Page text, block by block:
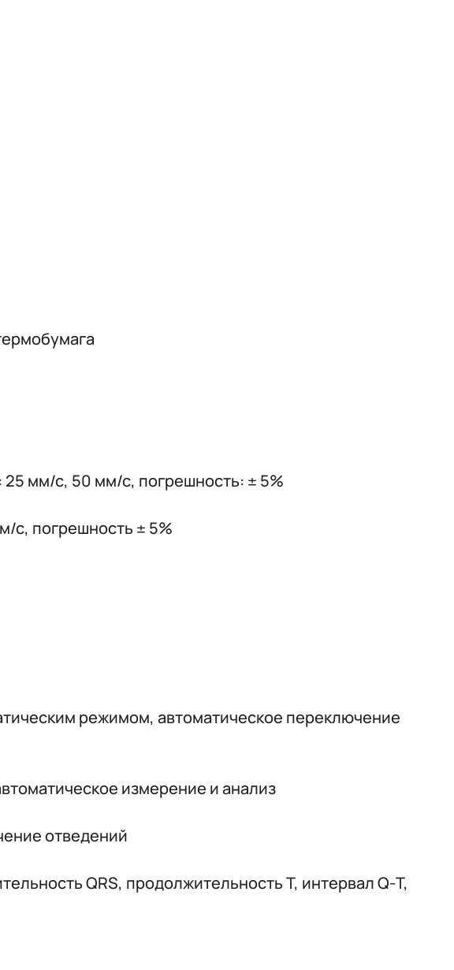
25 мм/с, 50 мм/с, погрешность: ± 5%
с, погрешность ± 5%
режимом, автоматическое переключение
измерение и анализ
отведений
QRS, продолжительность Т, интервал Q-Т,